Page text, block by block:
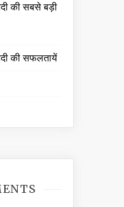
की सबसे बड़ी
की सफलतायें